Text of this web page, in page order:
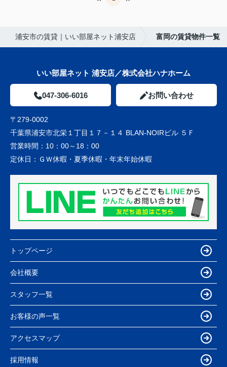
浦安市の賃貸｜いい部屋ネット浦安店 富岡の賃貸物件一覧
いい部屋ネット 浦安店／株式会社ハナホーム
047-306-6016 お問い合わせ
〒279-0002
千葉県浦安市北栄１丁目１７－１４ BLAN-NOIRビル ５Ｆ
営業時間： 10：00～18：00
定休日： ＧＷ休暇・夏季休暇・年末年始休暇
トップページ
会社概要
スタッフ一覧
お客様の声一覧
アクセスマップ
採用情報